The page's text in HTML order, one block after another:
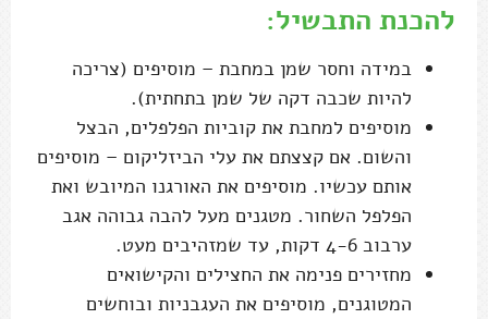
להכנת התבשיל:
במידה וחסר שמן במחבת – מוסיפים (צריכה
להיות שכבה דקה של שמן בתחתית).
מוסיפים למחבת את קוביות הפלפלים, הבצל
והשום. אם קצצתם את עלי הביזליקום – מוסיפים
אותם עכשיו. מוסיפים את האורגנו המיובש ואת
הפלפל השחור. מטגנים מעל להבה גבוהה אגב
ערבוב 4-6 דקות, עד שמזהיבים מעט.
מחזירים פנימה את החצילים והקישואים
המטוגנים, מוסיפים את העגבניות ובוחשים